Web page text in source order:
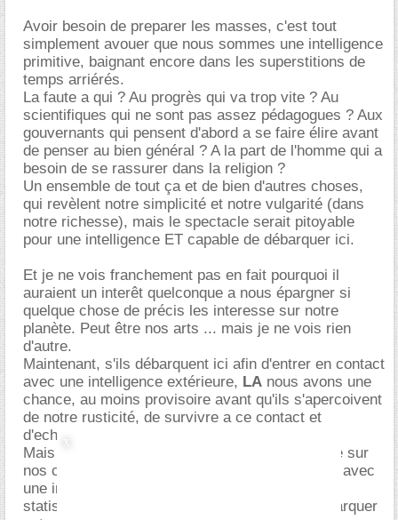
Avoir besoin de preparer les masses, c'est tout
simplement avouer que nous sommes une intelligence
primitive, baignant encore dans les superstitions de
temps arriérés.
La faute a qui ? Au progrès qui va trop vite ? Au
scientifiques qui ne sont pas assez pédagogues ? Aux
gouvernants qui pensent d'abord a se faire élire avant
de penser au bien général ? A la part de l'homme qui a
besoin de se rassurer dans la religion ?
Un ensemble de tout ça et de bien d'autres choses,
qui revèlent notre simplicité et notre vulgarité (dans
notre richesse), mais le spectacle serait pitoyable
pour une intelligence ET capable de débarquer ici.
Et je ne vois franchement pas en fait pourquoi il
auraient un interêt quelconque a nous épargner si
quelque chose de précis les interesse sur notre
planète. Peut être nos arts ... mais je ne vois rien
d'autre.
Maintenant, s'ils débarquent ici afin d'entrer en contact
avec une intelligence extérieure, LA nous avons une
chance, au moins provisoire avant qu'ils s'apercoivent
de notre rusticité, de survivre a ce contact et
d'echanger avec eux.
Mais je dois avouer que je ne suis pas optimiste sur
nos chances de survie dans le cas d'un contact avec
une intelligence ET, sachant cependant que
statistiquement, la probabilité d'en voir une débarquer